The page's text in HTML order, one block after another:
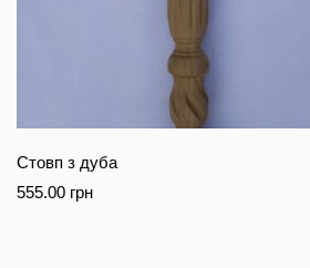
Стовп з дуба
555.00 грн